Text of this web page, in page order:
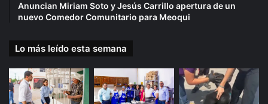
Anuncian Miriam Soto y Jesús Carrillo apertura de un
nuevo Comedor Comunitario para Meoqui
Lo más leído esta semana